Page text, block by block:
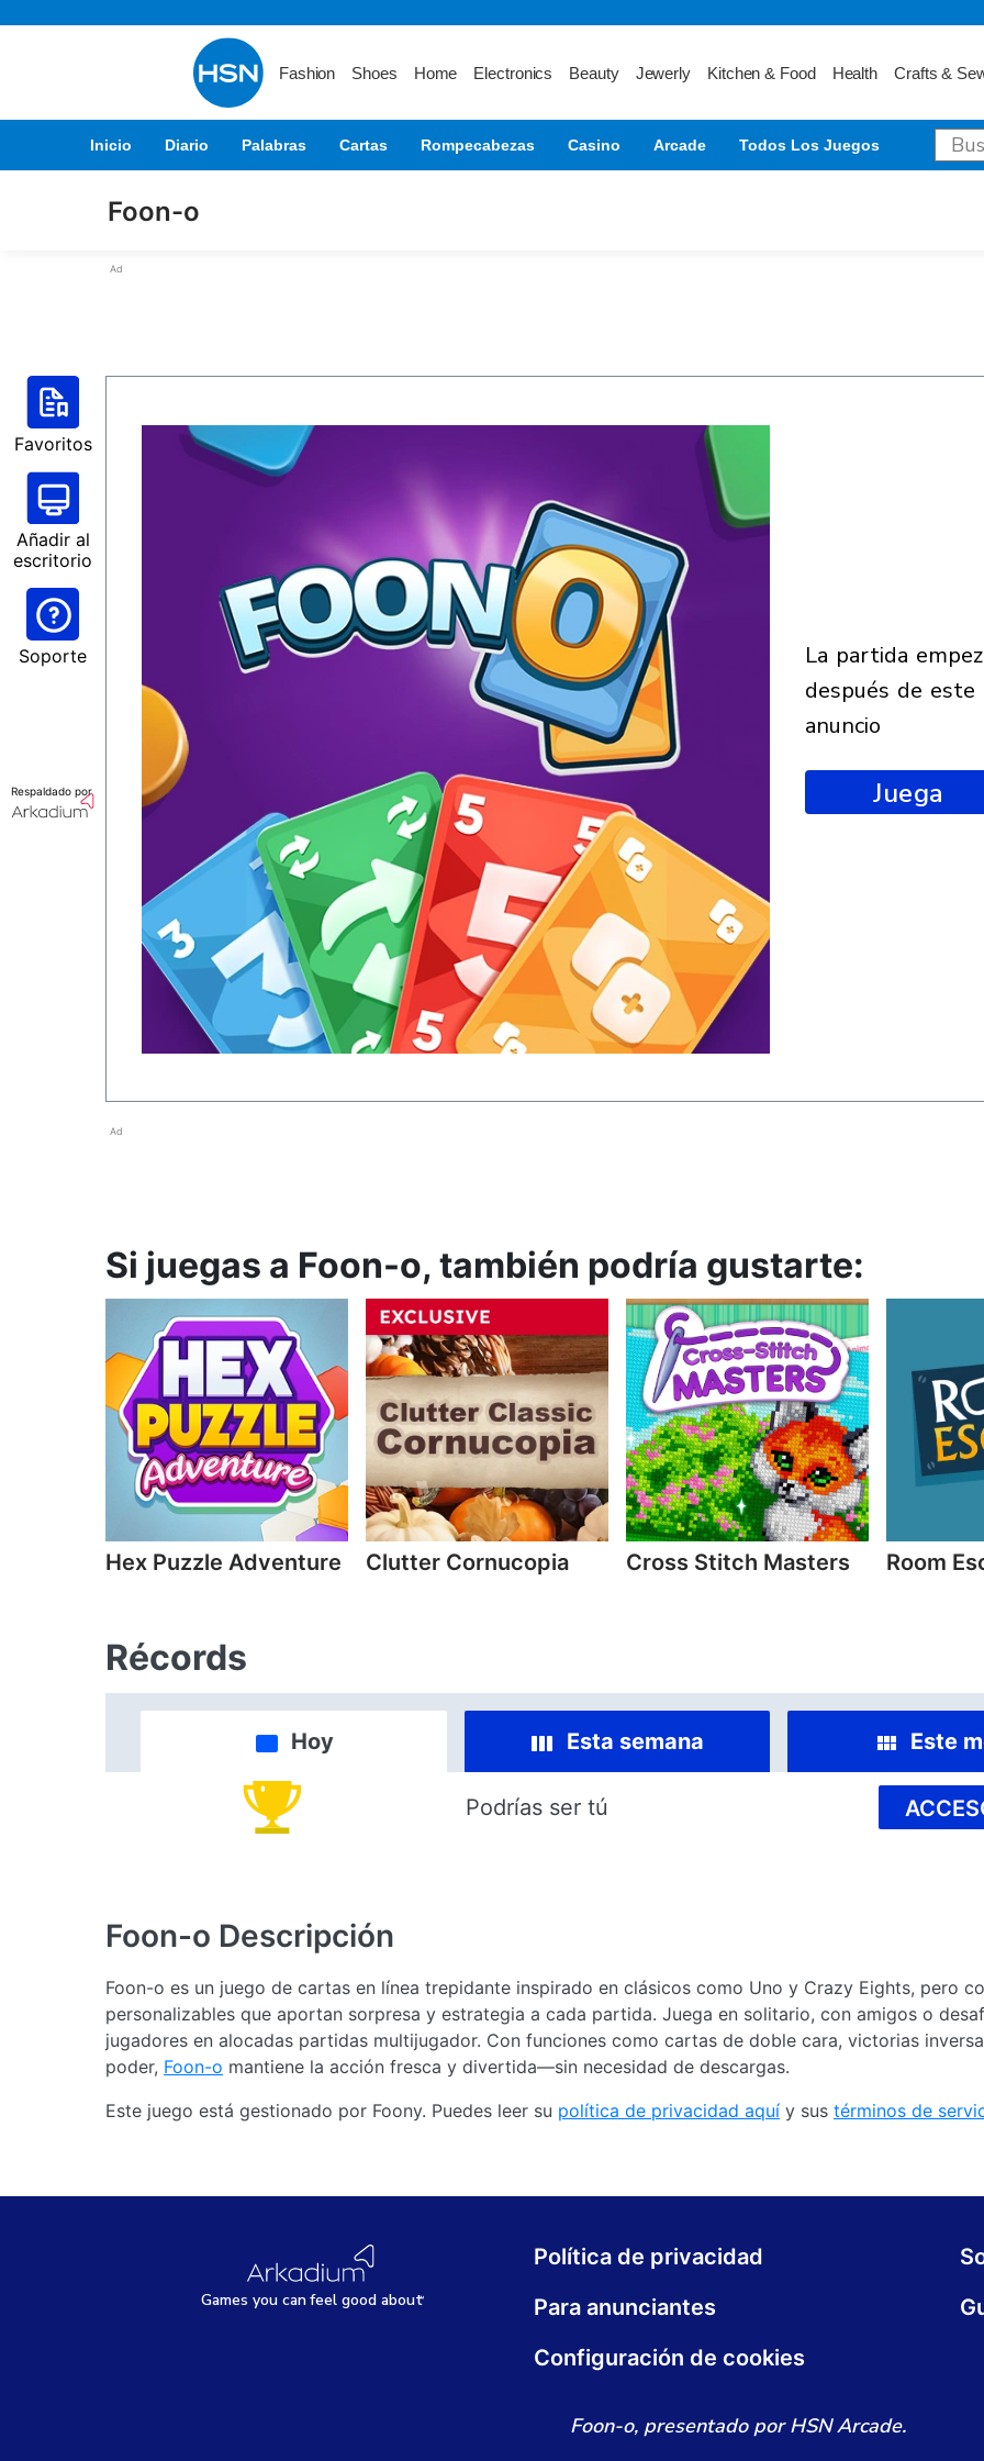
Fashion Shoes Home Electronics Beauty Jewerly Kitchen & Food Health Crafts &
Inicio Diario Palabras Cartas Rompecabezas Casino Arcade Todos Los Juegos
Foon-o
Ad
Favoritos
Añadir al
escritorio
Soporte
Respaldado por
la partida empezará
después de este
anuncio
Juega
Ad
Si juegas a Foon-o, también podría gustarte:
Hex Puzzle Adventure Clutter Cornucopia Cross Stitch Masters Room
Récords
Hoy Esta semana Este
Podrías ser tú
Foon-o Descripción
Foon-o es un juego de cartas en línea trepidante inspirado en clásicos como Uno y Crazy Eights, pero
personalizables que aportan sorpresa y estrategia a cada partida. Juega en solitario, con amigos o
jugadores en alocadas partidas multijugador. Con funciones como cartas de doble cara, victorias
poder, Foon-o mantiene la acción fresca y divertida—sin necesidad de descargas.
Este juego está gestionado por Foony. Puedes leer su política de privacidad aquí y sus términos de
Games you canfeel good about
Política de privacidad
Para anunciantes
Configuración de cookies
Foon-o, presentado por HSN Arcade.